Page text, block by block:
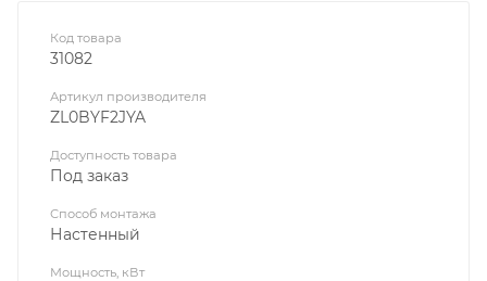
Код товара
31082
Артикул производителя
ZL0BYF2JYA
Доступность товара
Под заказ
Способ монтажа
Настенный
Мощность, кВт